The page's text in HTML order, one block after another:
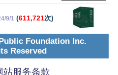
9/1 (611,721次)
Foundation Inc.
Reserved
站服务条款